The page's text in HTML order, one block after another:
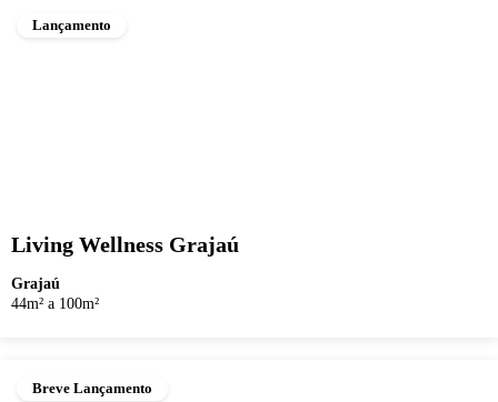
Lançamento
Living Wellness Grajaú
Grajaú
44m² a 100m²
Breve Lançamento